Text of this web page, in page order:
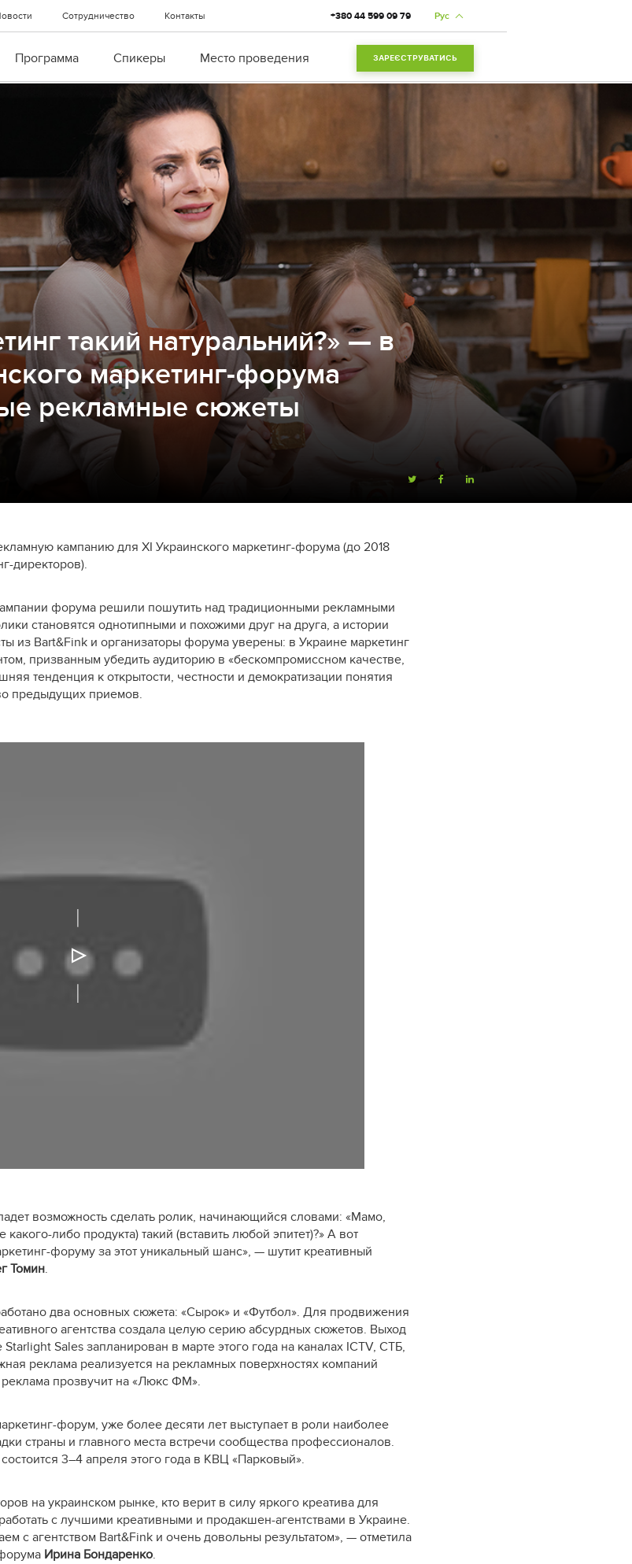
Сотрудничество Контакты +380 44 599 09 79 Рус
Программа Спикеры Место проведения ЗАРЕЄСТРУВАТИСЬ
такий натуральний?» — в
маркетинг-форума
рекламные сюжеты
кампанию для XI Украинского маркетинг-форума (до 2018
директоров).
форума решили пошутить над традиционными рекламными
становятся однотипными и похожими друг на друга, а истории
из Bart&Fink и организаторы форума уверены: в Украине маркетинг
призванным убедить аудиторию в «бескомпромиссном качестве,
тенденция к открытости, честности и демократизации понятия
предыдущих приемов.
возможность сделать ролик, начинающийся словами: «Мамо,
либо продукта) такий (вставить любой эпитет)?» А вот
форуму за этот уникальный шанс», — шутит креативный
Томин.
два основных сюжета: «Сырок» и «Футбол». Для продвижения
агентства создала целую серию абсурдных сюжетов. Выход
Sales запланирован в марте этого года на каналах ICTV, СТБ,
реклама реализуется на рекламных поверхностях компаний
прозвучит на «Люкс ФМ».
форум, уже более десяти лет выступает в роли наиболее
страны и главного места встречи сообщества профессионалов.
3–4 апреля этого года в КВЦ «Парковый».
на украинском рынке, кто верит в силу яркого креатива для
с лучшими креативными и продакшен-агентствами в Украине.
с агентством Bart&Fink и очень довольны результатом», — отметила
Ирина Бондаренко.